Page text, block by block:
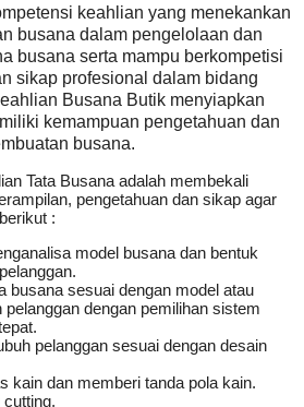
keahlian yang menekankan
busana dalam pengelolaan dan
busana serta mampu berkompetisi
sikap profesional dalam bidang
Busana Butik menyiapkan
kemampuan pengetahuan dan
busana.
Tata Busana adalah membekali
pengetahuan dan sikap agar
:
model busana dan bentuk
busana sesuai dengan model atau
dengan pemilihan sistem
pelanggan sesuai dengan desain
kain dan memberi tanda pola kain.